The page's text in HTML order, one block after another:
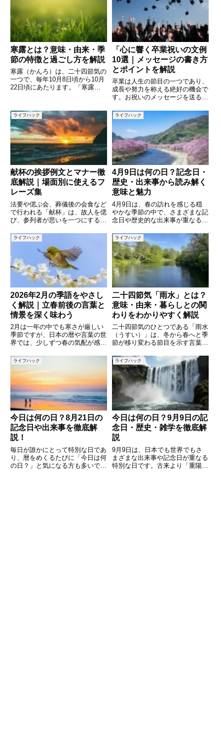
寒露とは？意味・由来・季
節の特徴と過ごし方を解説
寒露（かんろ）は、二十四節気の
一つで、毎年10月8日頃から10月
22日頃にあたります。「寒露」
に宿る露が冷たさを増す頃を表し
ています。朝晩はひんやりとし、
木々の葉は色づき始め、渡り
「心に響く卒業祝いの文例
10選｜メッセージの書き方
とポイントを解説
卒業は人生の節目の一つであり、
成長や努力を称える絶好の機会で
す。お祝いのメッセージを送ると
もらえるのか悩む方も多いのでは
ないでしょうか。この記事では、
心に響く卒業祝いのメッセージ例
文を10個ご紹介します。さらに
ライフハック
献杯の挨拶例文とマナー徹
底解説｜場面別に使えるフ
レーズ集
法要や偲ぶ会、葬儀後の会食など
で行われる「献杯」は、故人を偲
び、参列者が思いを一つにする大
びを分かち合うのではなく、静か
に故人の冥福を祈る意味を持って
います。そのため、挨拶や言葉選
びには慎重さが求められます。本
ライフハック
4月9日は何の日？記念日・
歴史・出来事から読み解く
意味と魅力
4月9日は、春の訪れを感じる穏
やかな季節の中で、さまざまな記
念日や歴史的な出来事が重なる特
一日にも見えますが、実は世界や
日本にとって大きな意味を持つ出
来事がいくつも起きています。本
記事では、4月9日にまつわる記
ライフハック
2026年2月の季語をやさし
く解説｜立春前後の言葉と
情景を深く味わう
2月は一年の中でも寒さが厳しい
季節ですが、日本の暦や言葉の世
界では、少しずつ春の気配が感じ
句や短歌の世界で使われる「季
語」には、寒さの中にある自然の
変化や、人々の暮らしの様子、心
の動きが豊かに表現されていま
す。
ライフハック
二十四節気「雨水」とは？
意味・由来・暮らしとの関
わりをわかりやすく解説
二十四節気のひとつである「雨水
（うすい）」は、冬から春へと季
節が移り変わる節目を示す言葉で
始める頃とされ、昔から農作業の
準備を始める目安として大切にさ
れてきました。しかし、現代では
「雨水」という言葉を聞いても、
ライフハック
今日は何の日？8月21日の
記念日や出来事を徹底解
説！
毎日が誰かにとって特別な日であ
り、暦をめくるたびに「今日は何
の日？」と気になる方も多いでし
ライフハック
今日は何の日？9月9日の記
念日・歴史・雑学を徹底解
説
9月9日は、日本でも世界でもさ
まざまな出来事や記念日が重なる
特別な日です。古来より「重陽の